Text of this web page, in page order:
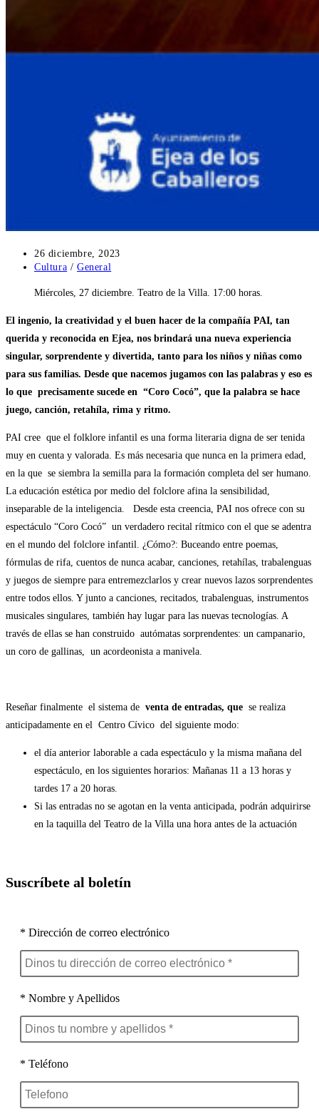
Publicación
de
entrada:
26 diciembre, 2023
Categoría
la
Cultura / General
Miércoles, 27 diciembre. Teatro de la Villa. 17:00 horas.
El ingenio, la creatividad y el buen hacer de la compañía PAI, tan
querida y reconocida en Ejea, nos brindará una nueva experiencia
singular, sorprendente y divertida, tanto para los niños y niñas como
para sus familias. Desde que nacemos jugamos con las palabras y eso es
lo que precisamente sucede en “Coro Cocó”, que la palabra se hace
juego, canción, retahíla, rima y ritmo.
PAI cree que el folklore infantil es una forma literaria digna de ser tenida
muy en cuenta y valorada. Es más necesaria que nunca en la primera edad,
en la que se siembra la semilla para la formación completa del ser humano.
La educación estética por medio del folclore afina la sensibilidad,
inseparable de la inteligencia. Desde esta creencia, PAI nos ofrece con su
espectáculo “Coro Cocó” un verdadero recital rítmico con el que se adentra
en el mundo del folclore infantil. ¿Cómo?: Buceando entre poemas,
fórmulas de rifa, cuentos de nunca acabar, canciones, retahílas, trabalenguas
y juegos de siempre para entremezclarlos y crear nuevos lazos sorprendentes
entre todos ellos. Y junto a canciones, recitados, trabalenguas, instrumentos
musicales singulares, también hay lugar para las nuevas tecnologías. A
través de ellas se han construido autómatas sorprendentes: un campanario,
un coro de gallinas, un acordeonista a manivela.
Reseñar finalmente el sistema de venta de entradas, que se realiza
anticipadamente en el Centro Cívico del siguiente modo:
el día anterior laborable a cada espectáculo y la misma mañana del
espectáculo, en los siguientes horarios: Mañanas 11 a 13 horas y
tardes 17 a 20 horas.
Si las entradas no se agotan en la venta anticipada, podrán adquirirse
en la taquilla del Teatro de la Villa una hora antes de la actuación
Suscríbete al boletín
* Dirección de correo electrónico
* Nombre y Apellidos
* Teléfono